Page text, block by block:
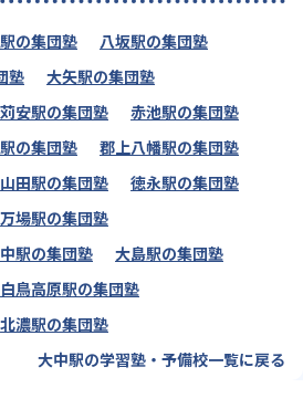
の集団塾
八坂駅の集団塾
塾
大矢駅の集団塾
安駅の集団塾
赤池駅の集団塾
の集団塾
郡上八幡駅の集団塾
山田駅の集団塾
徳永駅の集団塾
万場駅の集団塾
駅の集団塾
大島駅の集団塾
白鳥高原駅の集団塾
北濃駅の集団塾
大中駅の学習塾・予備校一覧に戻る